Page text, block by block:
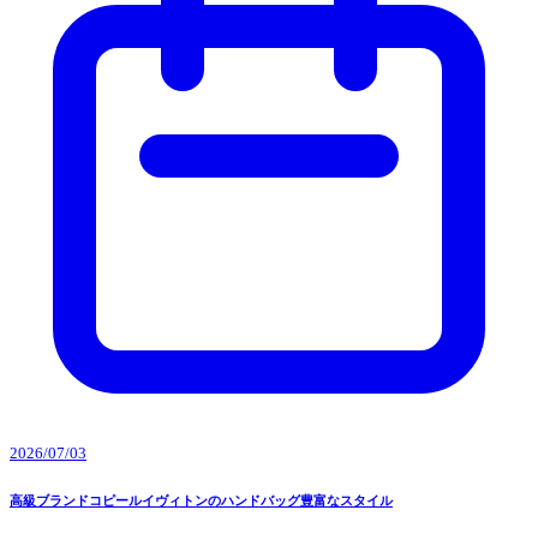
2026/07/03
高級ブランドコピールイヴィトンのハンドバッグ豊富なスタイル